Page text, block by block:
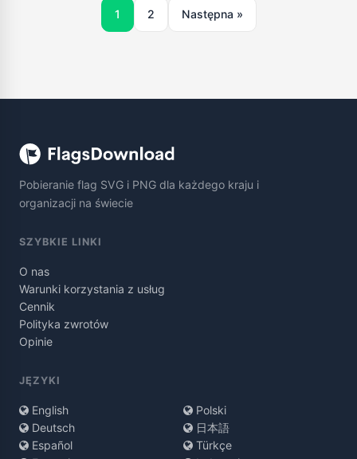
1 2 Następna »
Pobieranie flag SVG i PNG dla każdego kraju i
organizacji na świecie
SZYBKIE LINKI
O nas
Warunki korzystania z usług
Cennik
Polityka zwrotów
Opinie
JĘZYKI
English
Deutsch
Español
Polski
日本語
Türkçe